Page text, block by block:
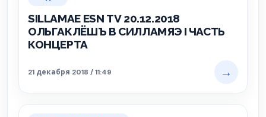
SILLAMAE ESN TV 20.12.2018
ОЛЬГАКЛЁШЪ В СИЛЛАМЯЭ I ЧАСТЬ
КОНЦЕРТА
21 декабря 2018 / 11:49 →